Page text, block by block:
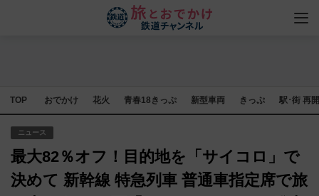
TOP おでかけ 花火 青春18きっぷ 新型車両 きっぷ 駅･街 再
ニュース
最大82％オフ！目的地を「サイコロ」で
決めて 新幹線 特急列車 普通車指定席で旅